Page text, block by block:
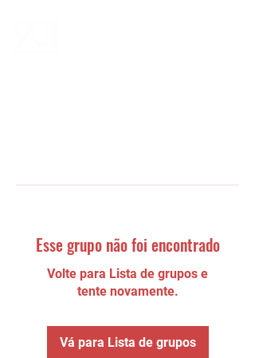
Esse grupo não foi encontrado
Volte para Lista de grupos e
tente novamente.
Vá para Lista de grupos